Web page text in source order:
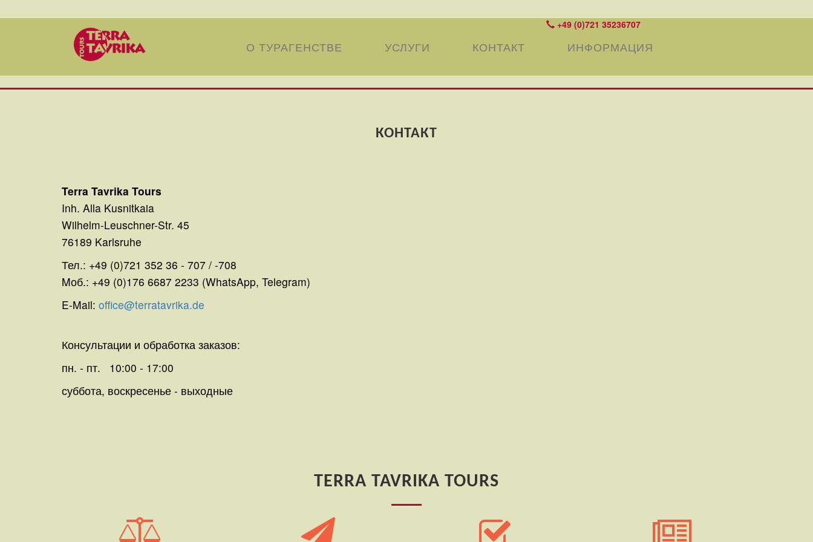
О ТУРАГЕНСТВЕ УСЛУГИ КОНТАКТ
+49 (0)721 35236707
ИНФОРМАЦИЯ
КОНТАКТ
Terra Tavrika Tours
Inh. Alla Kusnitkaia
Wilhelm-Leuschner-Str. 45
76189 Karlsruhe
Тел.: +49 (0)721 352 36 - 707 / -708
Mоб.: +49 (0)176 6687 2233 (WhatsApp, Telegram)
E-Mail: office@terratavrika.de
Консультации и обработка заказов:
пн. - пт. 10:00 - 17:00
суббота, воскресенье - выходные
TERRA TAVRIKA TOURS